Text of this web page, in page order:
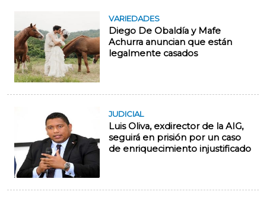
VARIEDADES
Diego De Obaldía y Mafe
Achurra anuncian que están
legalmente casados
JUDICIAL
Luis Oliva, exdirector de la AIG,
seguirá en prisión por un caso
de enriquecimiento injustificado